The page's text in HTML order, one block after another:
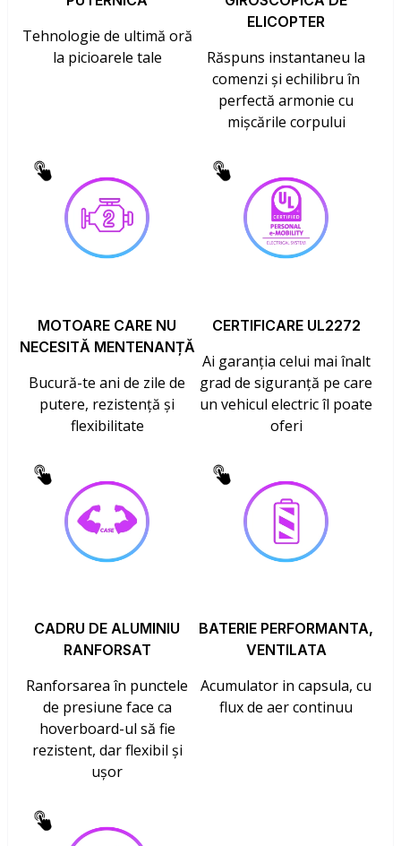
Tehnologie de ultimă oră
la picioarele tale
ELICOPTER
Răspuns instantaneu la
comenzi și echilibru în
perfectă armonie cu
mișcările corpului
MOTOARE CARE NU
NECESITĂ MENTENANȚĂ
Bucură-te ani de zile de
putere, rezistență și
flexibilitate
CERTIFICARE UL2272
Ai garanția celui mai înalt
grad de siguranță pe care
un vehicul electric îl poate
oferi
CADRU DE ALUMINIU
RANFORSAT
Ranforsarea în punctele
de presiune face ca
hoverboard-ul să fie
rezistent, dar flexibil și
ușor
BATERIE PERFORMANTA,
VENTILATA
Acumulator in capsula, cu
flux de aer continuu